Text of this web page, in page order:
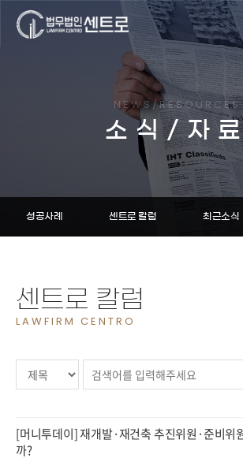
NEWS/RESOURCES
소식/자
성공사례 센트로 칼럼 최근소식
센트로 칼럼
[머니투데이] 재개발·재건축 추진위원·준비위
까?